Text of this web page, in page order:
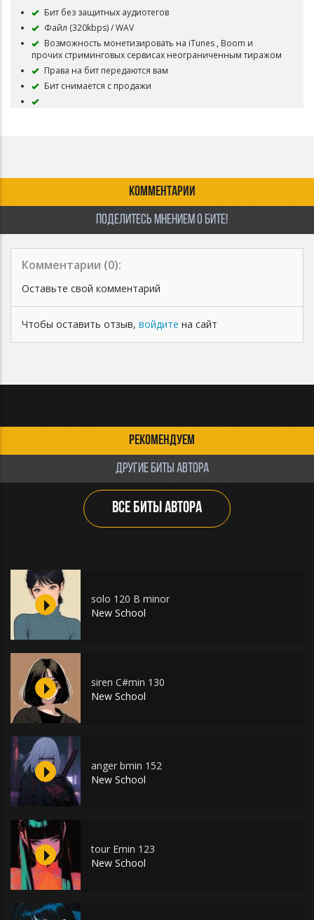
Бит без защитных аудиотегов
Файл (320kbps) / WAV
Возможность монетизировать на iTunes , Boom и
прочих стриминговых сервисах неограниченным тиражом
Права на бит передаются вам
Бит снимается с продажи
КОММЕНТАРИИ
ПОДЕЛИТЕСЬ МНЕНИЕМ О БИТЕ!
Комментарии (0):
Оставьте свой комментарий
Чтобы оставить отзыв, войдите на сайт
РЕКОМЕНДУЕМ
ДРУГИЕ БИТЫ АВТОРА
ВСЕ БИТЫ АВТОРА
solo 120 B minor
New School
siren C#min 130
New School
anger bmin 152
New School
tour Emin 123
New School